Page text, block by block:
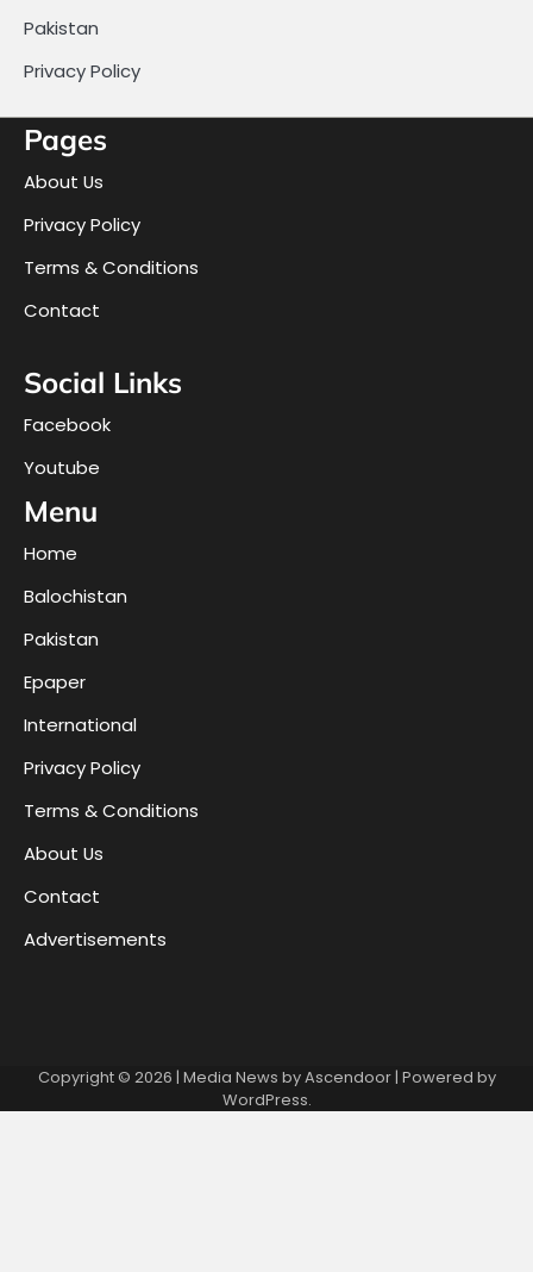
Pakistan
Privacy Policy
Pages
About Us
Privacy Policy
Terms & Conditions
Contact
Social Links
Facebook
Youtube
Menu
Home
Balochistan
Pakistan
Epaper
International
Privacy Policy
Terms & Conditions
About Us
Contact
Advertisements
Copyright © 2026 | Media News byAscendoor| Powered by
WordPress.